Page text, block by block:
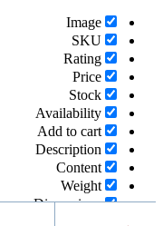
Image
SKU
Rating
Price
Stock
Availability
Add to cart
Description
Content
Weight
Dimensions